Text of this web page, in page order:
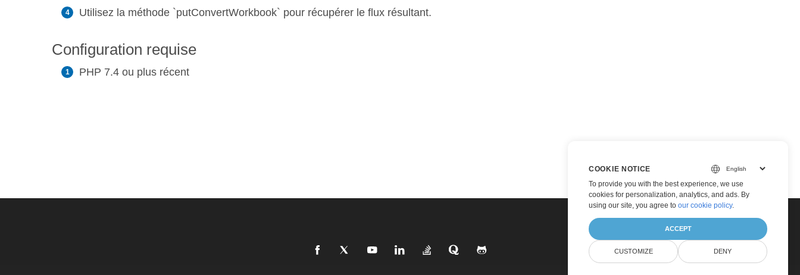
Utilisez la méthode `putConvertWorkbook` pour récupérer le flux résultant.
Configuration requise
PHP 7.4 ou plus récent
COOKIE NOTICE
To provide you with the best experience, we use
cookies for personalization, analytics, and ads. By
using our site, you agree to our cookie policy.
ACCEPT
CUSTOMIZE DENY